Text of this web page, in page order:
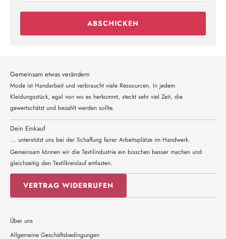
ABSCHICKEN
Gemeinsam etwas verändern
Mode ist Handarbeit und verbraucht viele Ressourcen. In jedem
Kleidungsstück, egal von wo es herkommt, steckt sehr viel Zeit, die
gewertschätzt und bezahlt werden sollte.
Dein Einkauf
... unterstützt uns bei der Schaffung fairer Arbeitsplätze im Handwerk.
Gemeinsam können wir die Textilindustrie ein bisschen besser machen und
gleichzeitig den Textilkreislauf entlasten.
VERTRAG WIDERRUFEN
Über uns
Allgemeine Geschäftsbedingungen